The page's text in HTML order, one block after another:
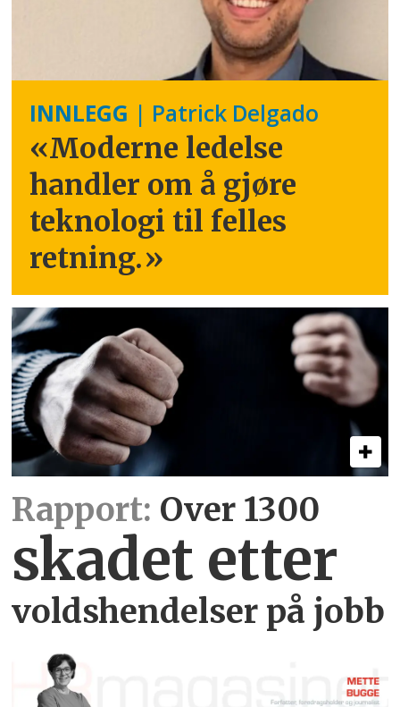
INNLEGG | Patrick Delgado
«Moderne ledelse
handler om å gjøre
teknologi til felles
retning.»
Rapport: Over 1300
skadet etter
voldshendelser på jobb